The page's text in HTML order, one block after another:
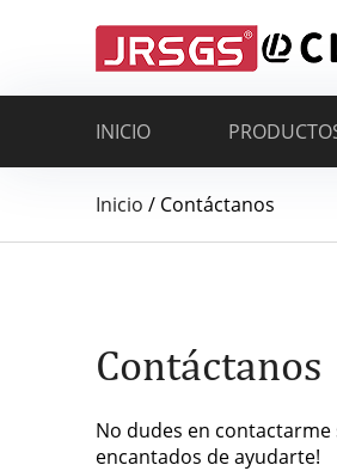
INICIO
Inicio / Contáctanos
Contáctanos
No dudes en contactarme
encantados de ayudarte!